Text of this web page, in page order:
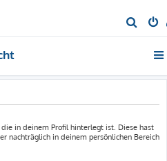
u
in deinem Profil hinterlegt ist. Diese hast
nachträglich in deinem persönlichen Bereich